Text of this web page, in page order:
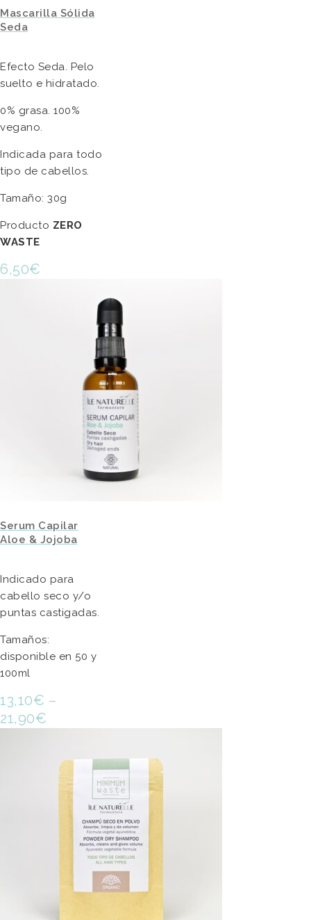
Mascarilla Sólida
Seda
Efecto Seda. Pelo
suelto e hidratado.
0% grasa. 100%
vegano.
Indicada para todo
tipo de cabellos.
Tamaño: 30g
Producto ZERO
WASTE
6,50€
Serum Capilar
Aloe & Jojoba
Indicado para
cabello seco y/o
puntas castigadas.
Tamaños:
disponible en 50 y
100ml
13,10€ –
21,90€